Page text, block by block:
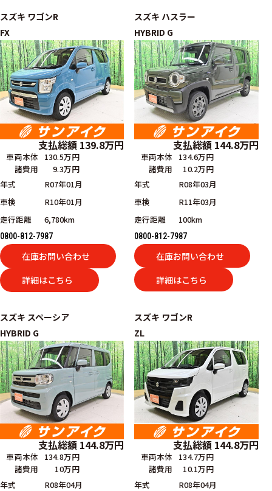
スズキ ワゴンR
FX
支払総額 139.8万円
車両本体
130.5万円
諸費用
9.3万円
年式
R07年01月
車検
R10年01月
走行距離
6,780km
0800-812-7987
在庫お問い合わせ
詳細はこちら
スズキ ハスラー
HYBRID G
支払総額 144.8万円
車両本体
134.6万円
諸費用
10.2万円
年式
R08年03月
車検
R11年03月
走行距離
100km
0800-812-7987
在庫お問い合わせ
詳細はこちら
スズキ スペーシア
HYBRID G
支払総額 144.8万円
車両本体
134.8万円
諸費用
10万円
年式
R08年04月
スズキ ワゴンR
ZL
支払総額 144.8万円
車両本体
134.7万円
諸費用
10.1万円
年式
R08年04月